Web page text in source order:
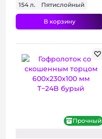
+ 4 фото
154 л.
Пятислойный
В корзину
Прочный